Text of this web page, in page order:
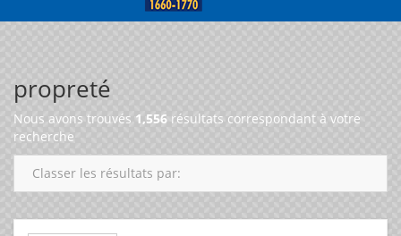
propreté
Nous avons trouvés 1,556 résultats correspondant à votre
recherche
Classer les résultats par: